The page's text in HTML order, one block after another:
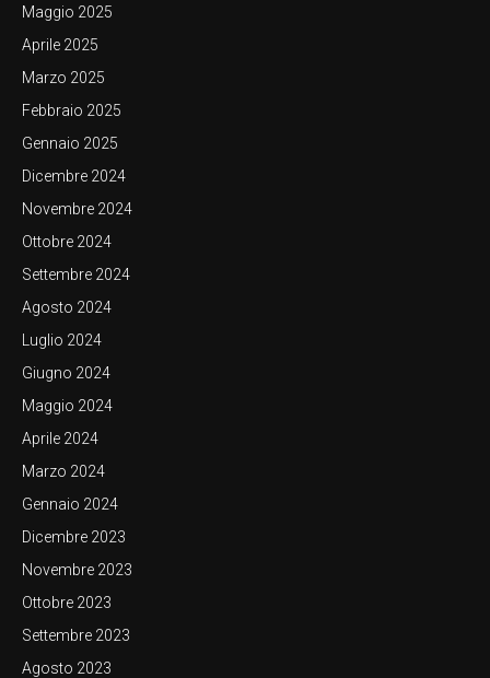
Maggio 2025
Aprile 2025
Marzo 2025
Febbraio 2025
Gennaio 2025
Dicembre 2024
Novembre 2024
Ottobre 2024
Settembre 2024
Agosto 2024
Luglio 2024
Giugno 2024
Maggio 2024
Aprile 2024
Marzo 2024
Gennaio 2024
Dicembre 2023
Novembre 2023
Ottobre 2023
Settembre 2023
Agosto 2023